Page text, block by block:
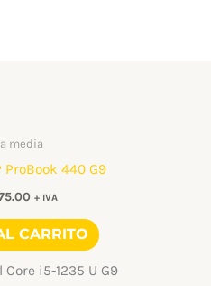
media
ProBook 440 G9
+ IVA
CARRITO
i5-1235 U G9